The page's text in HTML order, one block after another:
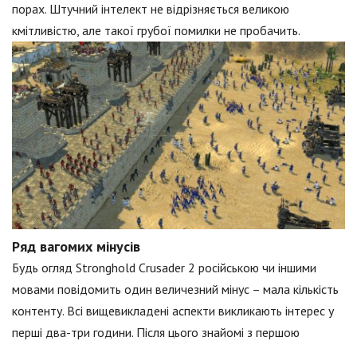
порах. Штучний інтелект не відрізняється великою
кмітливістю, але такої грубої помилки не пробачить.
Ряд вагомих мінусів
Будь огляд Stronghold Crusader 2 російською чи іншими
мовами повідомить один величезний мінус – мала кількість
контенту. Всі вищевикладені аспекти викликають інтерес у
перші два-три години. Після цього знайомі з першою